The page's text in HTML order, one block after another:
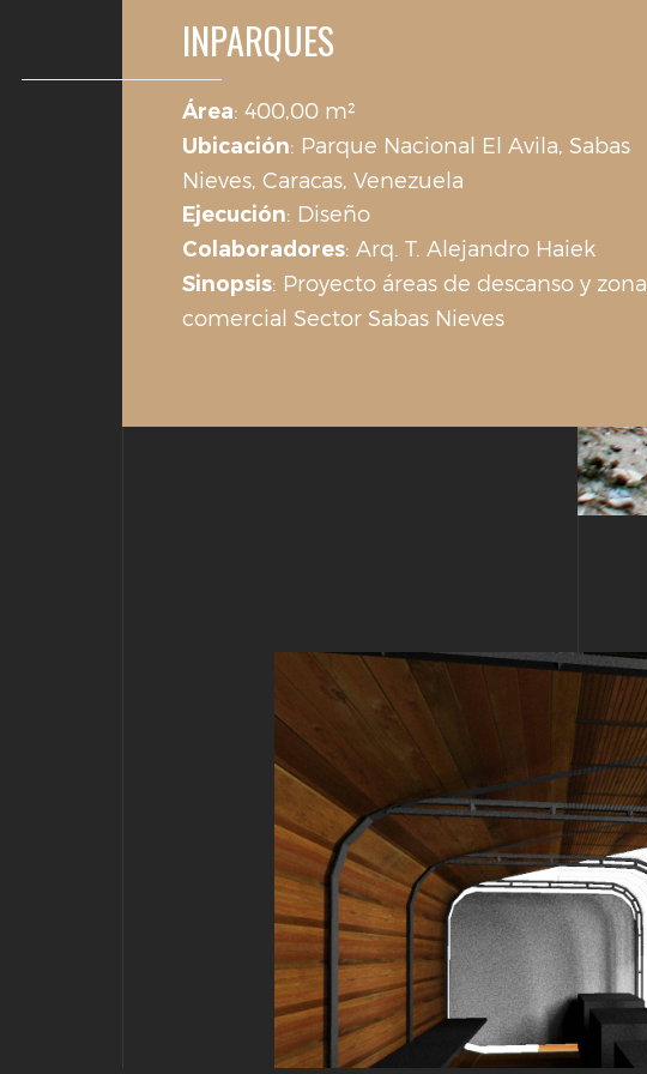
INPARQUES
Área: 400,00 m²
Ubicación: Parque Nacional El Avila, Sabas
Nieves, Caracas, Venezuela
Ejecución: Diseño
Colaboradores: Arq. T. Alejandro Haiek
Sinopsis: Proyecto áreas de descanso y zona
comercial Sector Sabas Nieves